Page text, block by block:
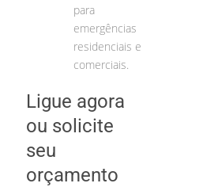
para
emergências
residenciais e
comerciais.
Ligue agora
ou solicite
seu
orçamento